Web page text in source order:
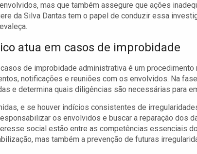
mas que também assegure que ações
da Silva Dantas tem o papel de conduzir essa
atua em casos de improbidade
de improbidade administrativa é um
notificações e reuniões com os envolvidos. Na
e determina quais diligências são necessárias para
e se houver indícios consistentes de
os envolvidos e buscar a reparação dos
social estão entre as competências essenciais
mas também a prevenção de futuras